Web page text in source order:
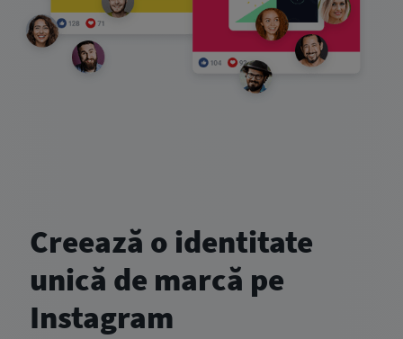
Creează o identitate
unică de marcă pe
Instagram